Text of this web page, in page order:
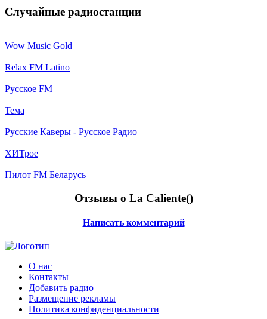
Случайные радиостанции
Wow Music Gold
Relax FM Latino
Русское FM
Тема
Русские Каверы - Русское Радио
ХИТрое
Пилот FM Беларусь
Отзывы о La Caliente()
Написать комментарий
О нас
Контакты
Добавить радио
Размещение рекламы
Политика конфиденциальности